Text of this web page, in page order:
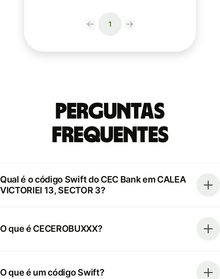
1
Perguntas
frequentes
Qual é o código Swift do CEC Bank em CALEA
VICTORIEI 13, SECTOR 3?
O que é CECEROBUXXX?
O que é um código Swift?